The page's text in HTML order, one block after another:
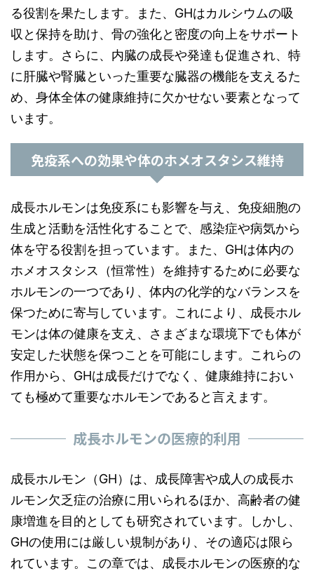
る役割を果たします。また、GHはカルシウムの吸
収と保持を助け、骨の強化と密度の向上をサポート
します。さらに、内臓の成長や発達も促進され、特
に肝臓や腎臓といった重要な臓器の機能を支えるた
め、身体全体の健康維持に欠かせない要素となって
います。
免疫系への効果や体のホメオスタシス維持
成長ホルモンは免疫系にも影響を与え、免疫細胞の
生成と活動を活性化することで、感染症や病気から
体を守る役割を担っています。また、GHは体内の
ホメオスタシス（恒常性）を維持するために必要な
ホルモンの一つであり、体内の化学的なバランスを
保つために寄与しています。これにより、成長ホル
モンは体の健康を支え、さまざまな環境下でも体が
安定した状態を保つことを可能にします。これらの
作用から、GHは成長だけでなく、健康維持におい
ても極めて重要なホルモンであると言えます。
成長ホルモンの医療的利用
成長ホルモン（GH）は、成長障害や成人の成長ホ
ルモン欠乏症の治療に用いられるほか、高齢者の健
康増進を目的としても研究されています。しかし、
GHの使用には厳しい規制があり、その適応は限ら
れています。この章では、成長ホルモンの医療的な